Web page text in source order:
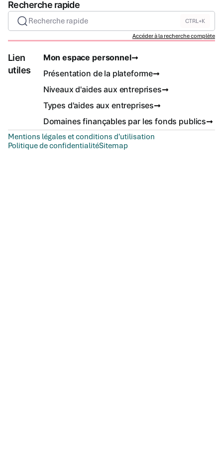
Recherche rapide
Recherche rapide CTRL+K
Accéder à la recherche complète
Lien
utiles
Mon espace personnel
Présentation de la plateforme
Niveaux d'aides aux entreprises
Types d'aides aux entreprises
Domaines finançables par les fonds publics
Mentions légales et conditions d'utilisation
Politique de confidentialitéSitemap